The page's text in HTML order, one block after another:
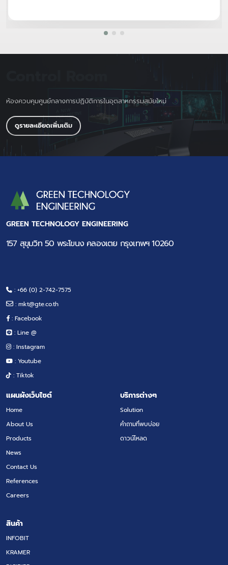
ห้องควบคุมศูนย์กลางการปฏิบัติการในอุตสาหกรรมสมัยใหม่
ดูรายละเอียดเพิ่มเติม
GREEN TECHNOLOGY ENGINEERING
157 สุขุมวิท 50 พระโขนง คลองเตย กรุงเทพฯ 10260
: +66 (0) 2-742-7575
: mkt@gte.co.th
: Facebook
: Line @
: Instagram
: Youtube
: Tiktok
แผนผังเว็บไซต์
Home
About Us
Products
News
Contact Us
References
Careers
บริการต่างๆ
Solution
คำถามที่พบบ่อย
ดาวน์โหลด
สินค้า
INFOBIT
KRAMER